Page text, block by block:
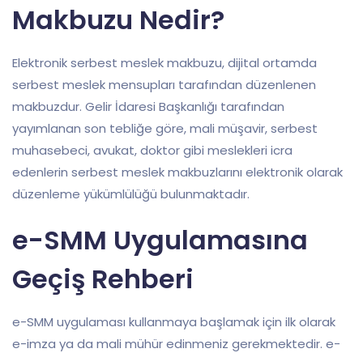
Makbuzu Nedir?
Elektronik serbest meslek makbuzu, dijital ortamda
serbest meslek mensupları tarafından düzenlenen
makbuzdur. Gelir İdaresi Başkanlığı tarafından
yayımlanan son tebliğe göre, mali müşavir, serbest
muhasebeci, avukat, doktor gibi meslekleri icra
edenlerin serbest meslek makbuzlarını elektronik olarak
düzenleme yükümlülüğü bulunmaktadır.
e-SMM Uygulamasına
Geçiş Rehberi
e-SMM uygulaması kullanmaya başlamak için ilk olarak
e-imza ya da mali mühür edinmeniz gerekmektedir. e-